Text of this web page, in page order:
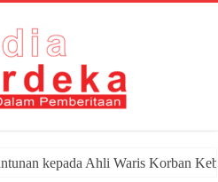
kepada Ahli Waris Korban